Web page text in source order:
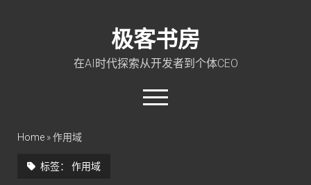
极客书房
在AI时代探索从开发者到个体CEO
open
menu
Home»作用域
标签： 作用域